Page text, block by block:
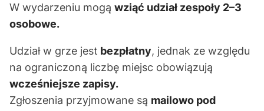
W wydarzeniu mogą wziąć udział zespoły 2–3
osobowe.
Udział w grze jest bezpłatny, jednak ze względu
na ograniczoną liczbę miejsc obowiązują
wcześniejsze zapisy.
Zgłoszenia przyjmowane są mailowo pod